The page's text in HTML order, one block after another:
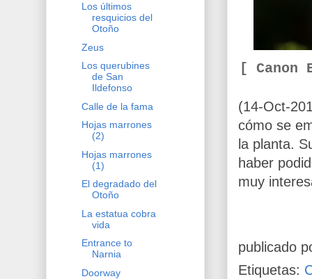
[ Canon
(14-Oct-
cómo se
la planta.
haber
muy
publicado
Etiquetas:
Los últimos
resquicios del
Otoño
Zeus
Los querubines
de San
Ildefonso
Calle de la fama
Hojas marrones
(2)
Hojas marrones
(1)
El degradado del
Otoño
La estatua cobra
vida
Entrance to
Narnia
Doorway